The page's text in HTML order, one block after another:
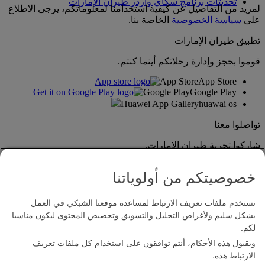
لمزيد من التفاصيل عن كيفية استخدامنا لمعلوماتكم، يرجى الاطلاع
على سياسة الخصوصية الخاصة بنا.
تطبيق طيران الإمارات
قوموا بحجز وإدارة رحلاتكم أينما كنتم.
App StoreApp Store
Google PlayGoogle Play
Huawei App Galleryhuawai os
تواصلوا معنا
شاركوا تجربة طيران الإمارات.
بيان إمكانية الدخول
اتصل بنا
خصوصيتكم من أولوياتنا
نستخدم ملفات تعريف الارتباط لمساعدة موقعنا الشبكي في العمل
بشكل سليم ولأغراض التحليل والتسويق وتخصيص المحتوى ليكون مناسبا
لكم.
وبقبول هذه الأحكام، أنتم توافقون على استخدام كل ملفات تعريف
الارتباط هذه.